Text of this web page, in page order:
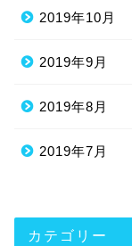
2019年10月
2019年9月
2019年8月
2019年7月
カテゴリー